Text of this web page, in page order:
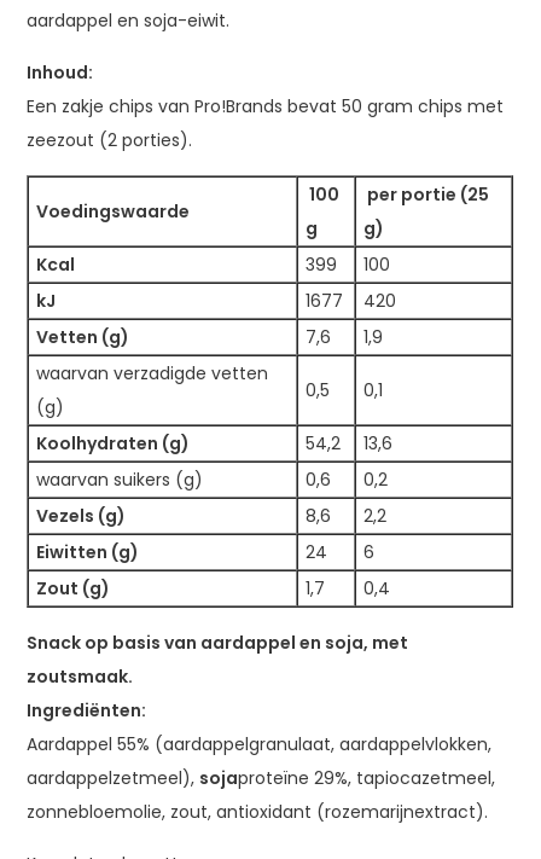
aardappel en soja-eiwit.
Inhoud:
Een zakje chips van Pro!Brands bevat 50 gram chips met
zeezout (2 porties).
Voedingswaarde
100
g
per portie (25
g)
Kcal
399
100
kJ
1677
420
Vetten (g)
7,6
1,9
waarvan verzadigde vetten
(g)
0,5 0,1
Koolhydraten (g) 54,2
13,6
waarvan suikers (g)
0,6
0,2
Vezels (g)
8,6
2,2
Eiwitten (g)
24
6
Zout (g)
1,7 0,4
Snack op basis van aardappel en soja, met
zoutsmaak.
Ingrediënten:
Aardappel 55% (aardappelgranulaat, aardappelvlokken,
aardappelzetmeel), sojaproteïne 29%, tapiocazetmeel,
zonnebloemolie, zout, antioxidant (rozemarijnextract).